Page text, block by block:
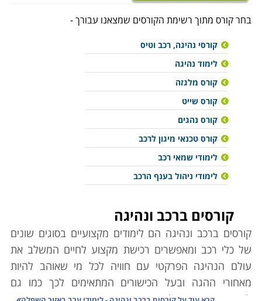
בחר קורס מתוך רשימת הקורסים שמצאנו עבורך -
קורסי נהיגה, רכב וטיס
לימוד נהיגה
קורס מלגזה
קורס שייט
קורס נהגים
קורס טכנאי מיגון לרכב
לימודי שמאי רכב
לימודי ניהול בענף הרכב
קורסים ברכב ונהיגה
קורסים ברכב ונהיגה הם לימודים מקצועיים בסוגים שונים
של כלי רכב ומאפשרים רכישת מקצוע לחיים המשלב את
עולם הנהיגה הפרקטי עם חוויה לכל מי שאוהב להיות
מאחורי ההגה ובעל הכישורים המתאימים לכך כמו גם